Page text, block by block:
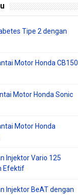
Tipe 2 dengan
Motor Honda CB150
Motor Honda Sonic
Motor Honda
Injektor Vario 125
Efektif
Injektor BeAT dengan